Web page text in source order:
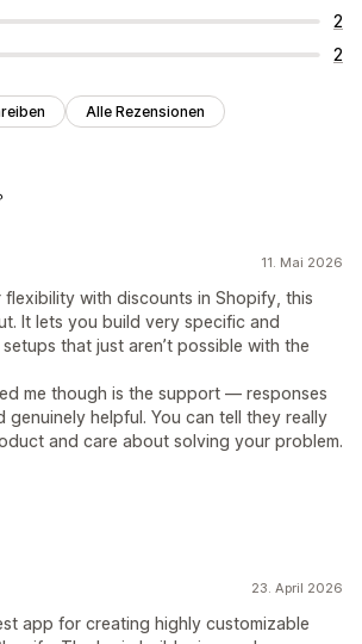
2
2
Alle Rezensionen
11. Mai 2026
flexibility with discounts in Shopify, this
It lets you build very specific and
that just aren’t possible with the
me though is the support — responses
genuinely helpful. You can tell they really
and care about solving your problem.
23. April 2026
app for creating highly customizable